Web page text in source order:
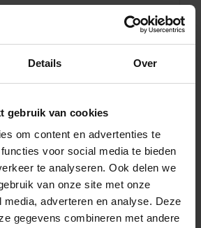
Details Over
gebruik van cookies
om content en advertenties te
voor social media te bieden
te analyseren. Ook delen we
van onze site met onze
adverteren en analyse. Deze
gegevens combineren met andere